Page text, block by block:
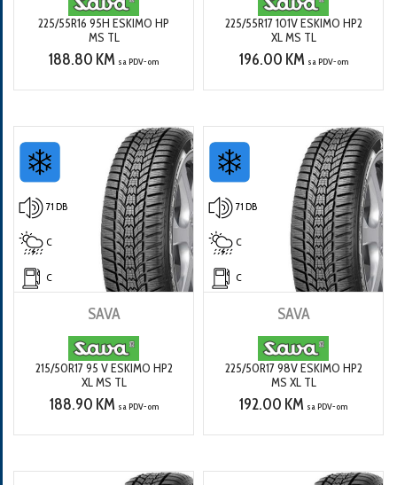
225/55R16 95H ESKIMO HP
MS TL
188.80 KM sa PDV-om
225/55R17 101V ESKIMO HP2
XL MS TL
196.00 KM sa PDV-om
71 DB
C
C
SAVA
215/50R17 95 V ESKIMO HP2
XL MS TL
188.90 KM sa PDV-om
71 DB
C
C
SAVA
225/50R17 98V ESKIMO HP2
MS XL TL
192.00 KM sa PDV-om